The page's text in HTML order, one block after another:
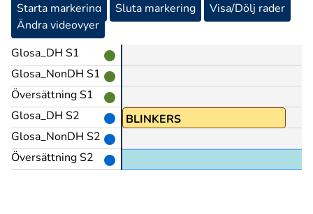
Starta markering Sluta markering
Visa/Dölj rader
Ändra videovyer
Glosa_DH S1
Glosa_NonDH S1
Översättning S1
Glosa_DH S2
Glosa_NonDH S2
Översättning S2
BLINKERS